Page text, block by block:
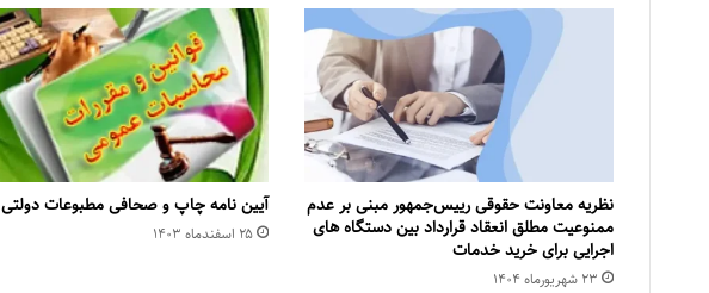
نظریه معاونت حقوقی رییس‌جمهور مبنی بر عدم
ممنوعیت مطلق انعقاد قرارداد بین دستگاه های
اجرایی برای خرید خدمات
۲۳ شهریور‌ماه ۱۴۰۴
آیین نامه چاپ و صحافی مطبوعات دولتی
۲۵ اسفند‌ماه ۱۴۰۳